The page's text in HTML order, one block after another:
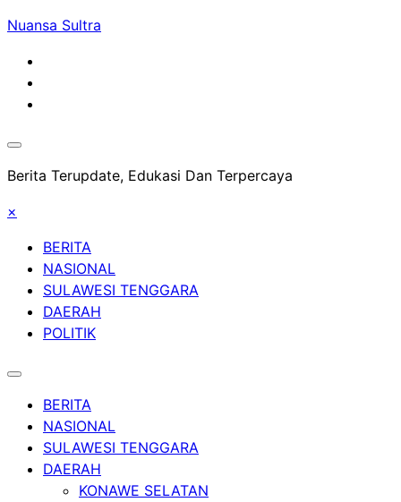
Skip
content
Nuansa Sultra
Berita Terupdate, Edukasi Dan Terpercaya
×
BERITA
NASIONAL
SULAWESI TENGGARA
DAERAH
POLITIK
BERITA
NASIONAL
SULAWESI TENGGARA
DAERAH
KONAWE SELATAN